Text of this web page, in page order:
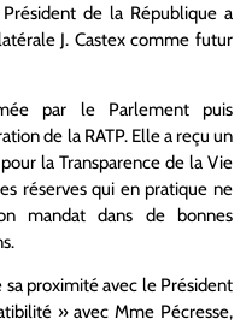
de la République a
J. Castex comme futur
par le Parlement puis
de la RATP. Elle a reçu un
la Transparence de la Vie
réserves qui en pratique ne
mandat dans de bonnes
sa proximité avec le Président
» avec Mme Pécresse,